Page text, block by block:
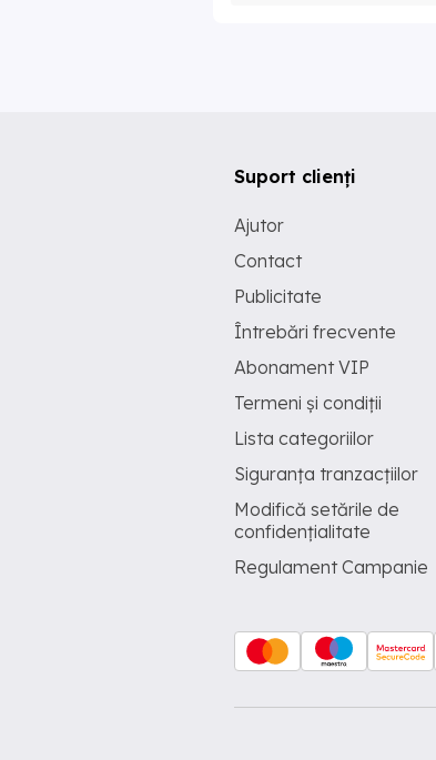
Suport clienți
Ajutor
Contact
Publicitate
Întrebări frecvente
Abonament VIP
Termeni și condiții
Lista categoriilor
Siguranța tranzacțiilor
Modifică setările de
confidențialitate
Regulament Campanie